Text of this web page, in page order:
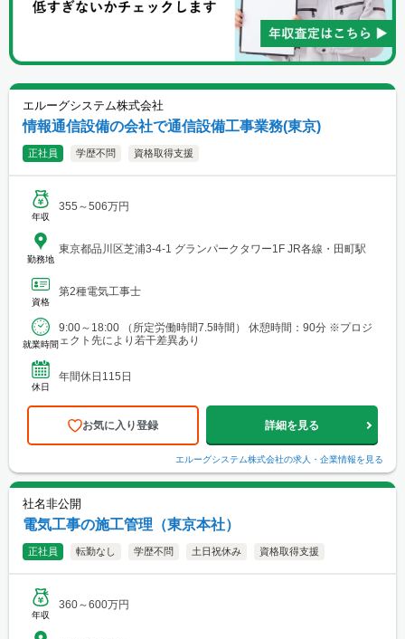
エルーグシステム株式会社
情報通信設備の会社で通信設備工事業務(東京)
正社員 学歴不問 資格取得支援
年収
355～506万円
勤務地
東京都品川区芝浦3-4-1 グランパークタワー1F JR各線・田町駅
資格
第2種電気工事士
就業時間
9:00～18:00 （所定労働時間7.5時間） 休憩時間：90分 ※プロジ
ェクト先により若干差異あり
休日
年間休日115日
お気に入り登録 詳細を見る
エルーグシステム株式会社の求人・企業情報を見る
社名非公開
電気工事の施工管理（東京本社）
正社員 転勤なし 学歴不問 土日祝休み 資格取得支援
年収
360～600万円